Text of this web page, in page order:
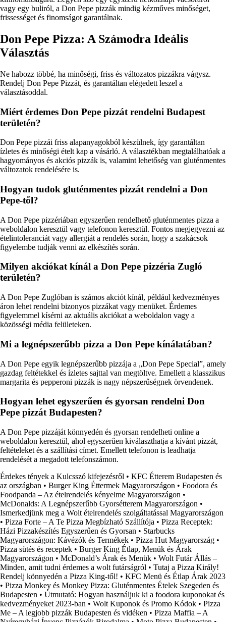
vagy egy buliról, a Don Pepe pizzák mindig kézműves minőséget,
frissességet és finomságot garantálnak.
Don Pepe Pizza: A Számodra Ideális
Választás
Ne habozz többé, ha minőségi, friss és változatos pizzákra vágysz.
Rendelj Don Pepe Pizzát, és garantáltan elégedett leszel a
választásoddal.
Miért érdemes Don Pepe pizzát rendelni Budapest
területén?
Don Pepe pizzái friss alapanyagokból készülnek, így garantáltan
ízletes és minőségi ételt kap a vásárló. A választékban megtalálhatóak a
hagyományos és akciós pizzák is, valamint lehetőség van gluténmentes
változatok rendelésére is.
Hogyan tudok gluténmentes pizzát rendelni a Don
Pepe-től?
A Don Pepe pizzériában egyszerűen rendelhető gluténmentes pizza a
weboldalon keresztül vagy telefonon keresztül. Fontos megjegyezni az
ételintoleranciát vagy allergiát a rendelés során, hogy a szakácsok
figyelembe tudják venni az elkészítés során.
Milyen akciókat kínál a Don Pepe pizzéria Zugló
területén?
A Don Pepe Zuglóban is számos akciót kínál, például kedvezményes
áron lehet rendelni bizonyos pizzákat vagy menüket. Érdemes
figyelemmel kísérni az aktuális akciókat a weboldalon vagy a
közösségi média felületeken.
Mi a legnépszerűbb pizza a Don Pepe kínálatában?
A Don Pepe egyik legnépszerűbb pizzája a „Don Pepe Special”, amely
gazdag feltétekkel és ízletes sajttal van megtöltve. Emellett a klasszikus
margarita és pepperoni pizzák is nagy népszerűségnek örvendenek.
Hogyan lehet egyszerűen és gyorsan rendelni Don
Pepe pizzát Budapesten?
A Don Pepe pizzáját könnyedén és gyorsan rendelheti online a
weboldalon keresztül, ahol egyszerűen kiválaszthatja a kívánt pizzát,
feltételeket és a szállítási címet. Emellett telefonon is leadhatja
rendelését a megadott telefonszámon.
Érdekes tények a Kulcsszó kifejezésről • KFC Étterem Budapesten és
az országban • Burger King Éttermek Magyarországon • Foodora és
Foodpanda – Az ételrendelés kényelme Magyarországon •
McDonalds: A Legnépszerűbb Gyorsétterem Magyarországon •
Ismerkedjünk meg a Wolt ételrendelés szolgáltatással Magyarországon
• Pizza Forte – A Te Pizza Megbízható Szállítója • Pizza Receptek:
Házi Pizzakészítés Egyszerűen és Gyorsan • Starbucks
Magyarországon: Kávézók és Termékek • Pizza Hut Magyarország •
Pizza sütés és receptek • Burger King Étlap, Menük és Árak
Magyarországon • McDonald’s Árak és Menük • Wolt Futár Állás –
Minden, amit tudni érdemes a wolt futárságról • Tutaj a Pizza Király!
Rendelj könnyedén a Pizza King-től! • KFC Menü és Étlap Árak 2023
• Pizza Monkey és Monkey Pizza: Gluténmentes Ételek Szegeden és
Budapesten • Útmutató: Hogyan használjuk ki a foodora kuponokat és
kedvezményeket 2023-ban • Wolt Kuponok és Promo Kódok • Pizza
Me – A legjobb pizzák Budapesten és vidéken • Pizza Maffia – A